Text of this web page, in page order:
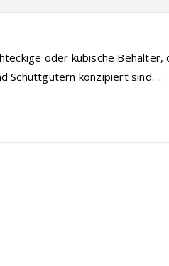
oder kubische
Schüttgütern konzipiert sind. ...